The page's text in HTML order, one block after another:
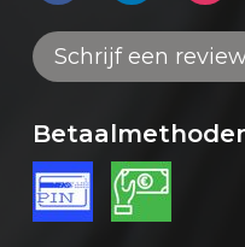
Schrijf een